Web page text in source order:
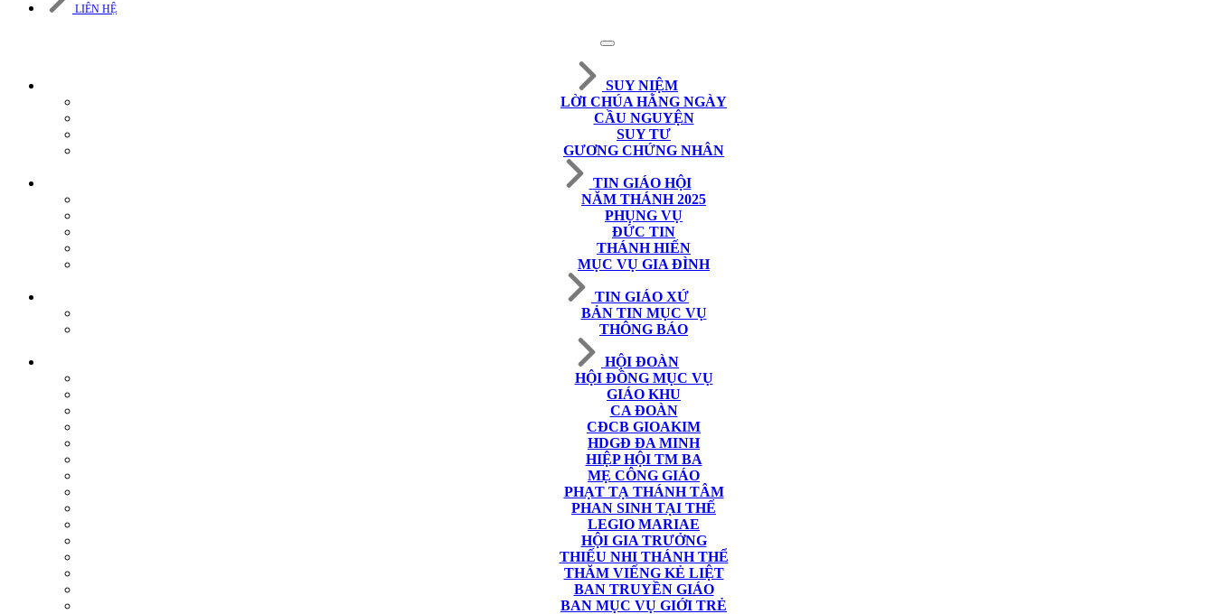
LIÊN HỆ
SUY NIỆM
LỜI CHÚA HẰNG NGÀY
CẦU NGUYỆN
SUY TƯ
GƯƠNG CHỨNG NHÂN
TIN GIÁO HỘI
NĂM THÁNH 2025
PHỤNG VỤ
ĐỨC TIN
THÁNH HIẾN
MỤC VỤ GIA ĐÌNH
TIN GIÁO XỨ
BẢN TIN MỤC VỤ
THÔNG BÁO
HỘI ĐOÀN
HỘI ĐỒNG MỤC VỤ
GIÁO KHU
CA ĐOÀN
CĐCB GIOAKIM
HDGĐ ĐA MINH
HIỆP HỘI TM BA
MẸ CÔNG GIÁO
PHẠT TẠ THÁNH TÂM
PHAN SINH TẠI THẾ
LEGIO MARIAE
HỘI GIA TRƯỞNG
THIẾU NHI THÁNH THỂ
THĂM VIẾNG KẺ LIỆT
BAN TRUYỀN GIÁO
BAN MỤC VỤ GIỚI TRẺ